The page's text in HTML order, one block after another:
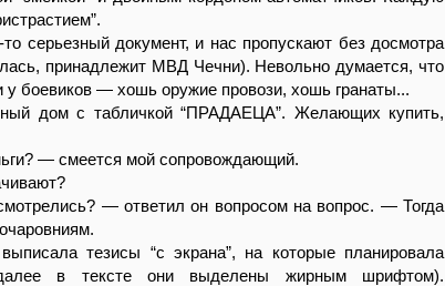
серьезный документ, и нас пропускают без досмотра
принадлежит МВД Чечни). Невольно думается, что
у боевиков — хошь оружие провози, хошь гранаты...
дом с табличкой “ПРАДАЕЦА”. Желающих купить,
— смеется мой сопровождающий.
— ответил он вопросом на вопрос. — Тогда
тезисы “с экрана”, на которые планировала
в тексте они выделены жирным шрифтом).